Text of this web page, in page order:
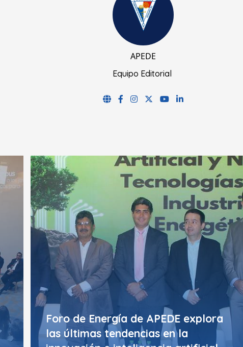
APEDE
Equipo Editorial
Foro de Energía de APEDE explora
las últimas tendencias en la